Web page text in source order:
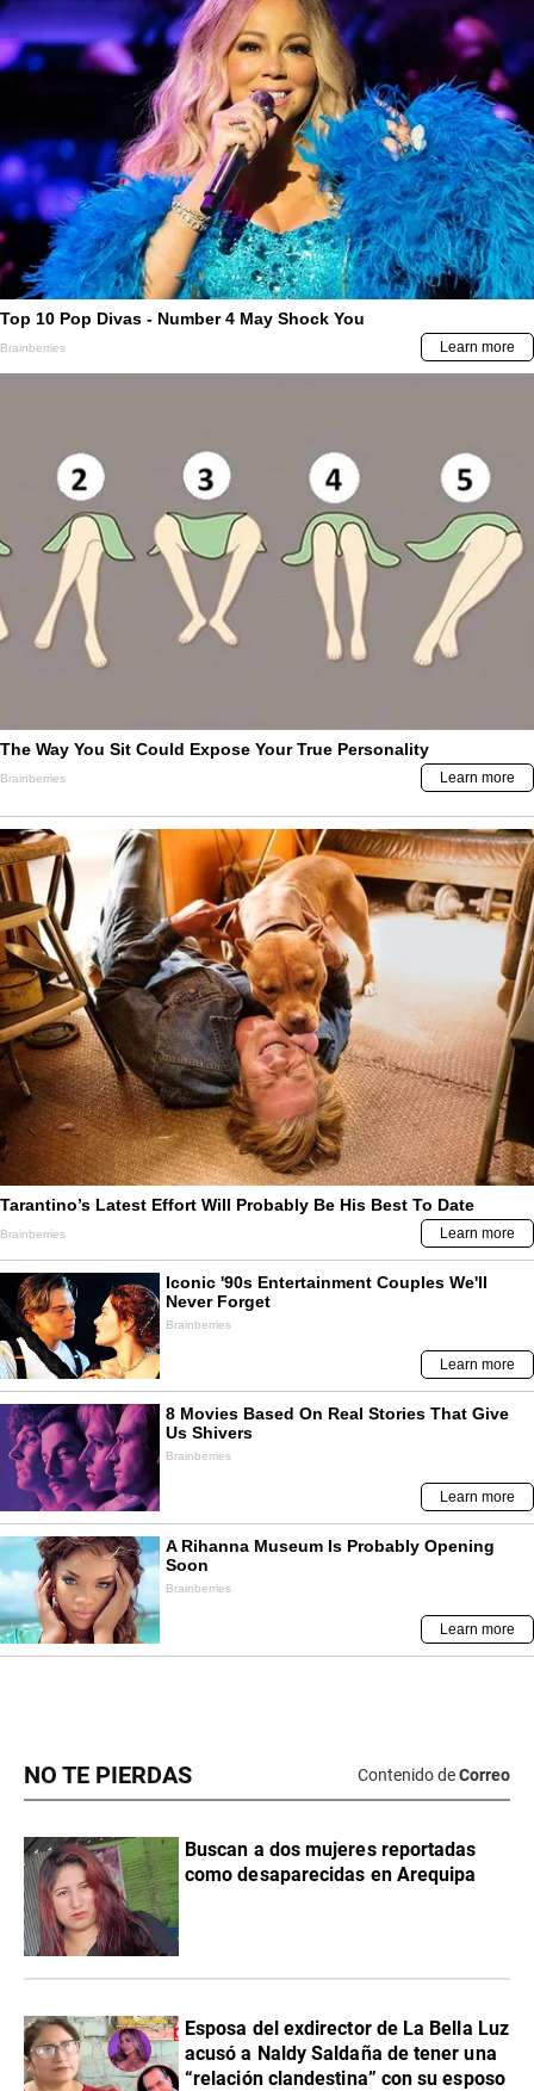
NO TE PIERDAS Contenido deCorreo
Buscan a dos mujeres reportadas
como desaparecidas en Arequipa
Esposa del exdirector de La Bella Luz
acusó a Naldy Saldaña de tener una
“relación clandestina” con su esposo